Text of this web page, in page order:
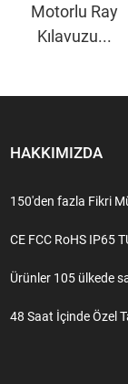
Motorlu Ray
Kılavuzu...
HAKKIMIZDA
150'den fazla Fikri
CE FCC RoHS IP65
Ürünler 105 ülkede
48 Saat İçinde Özel